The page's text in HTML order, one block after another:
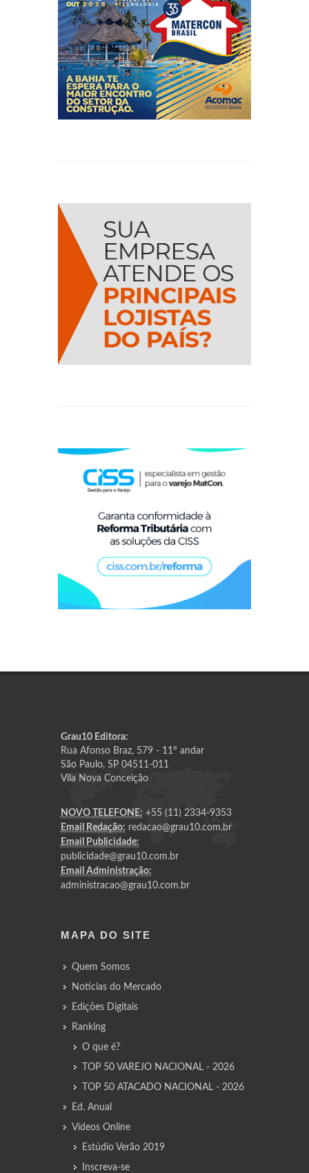
Grau10 Editora:
Rua Afonso Braz, 579 - 11º andar
São Paulo, SP 04511-011
Vila Nova Conceição
NOVO TELEFONE: +55 (11) 2334-9353
Email Redação: redacao@grau10.com.br
Email Publicidade:
publicidade@grau10.com.br
Email Administração:
administracao@grau10.com.br
MAPA DO SITE
Quem Somos
Notícias do Mercado
Edições Digitais
Ranking
O que é?
TOP 50 VAREJO NACIONAL - 2026
TOP 50 ATACADO NACIONAL - 2026
Ed. Anual
Vídeos Online
Estúdio Verão 2019
Inscreva-se